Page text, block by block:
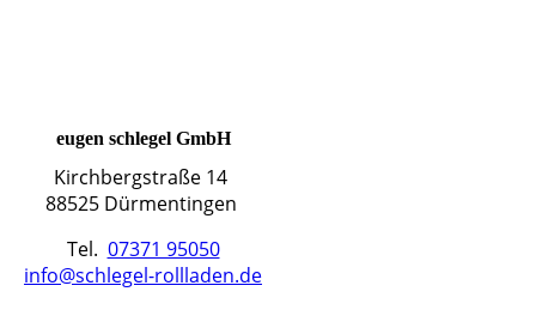
eugen schlegel GmbH
Kirchbergstraße 14
88525 Dürmentingen
Tel. 07371 95050
info@schlegel-rollladen.de